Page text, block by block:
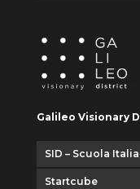
Galileo Visionary
SID – Scuola
Startcube